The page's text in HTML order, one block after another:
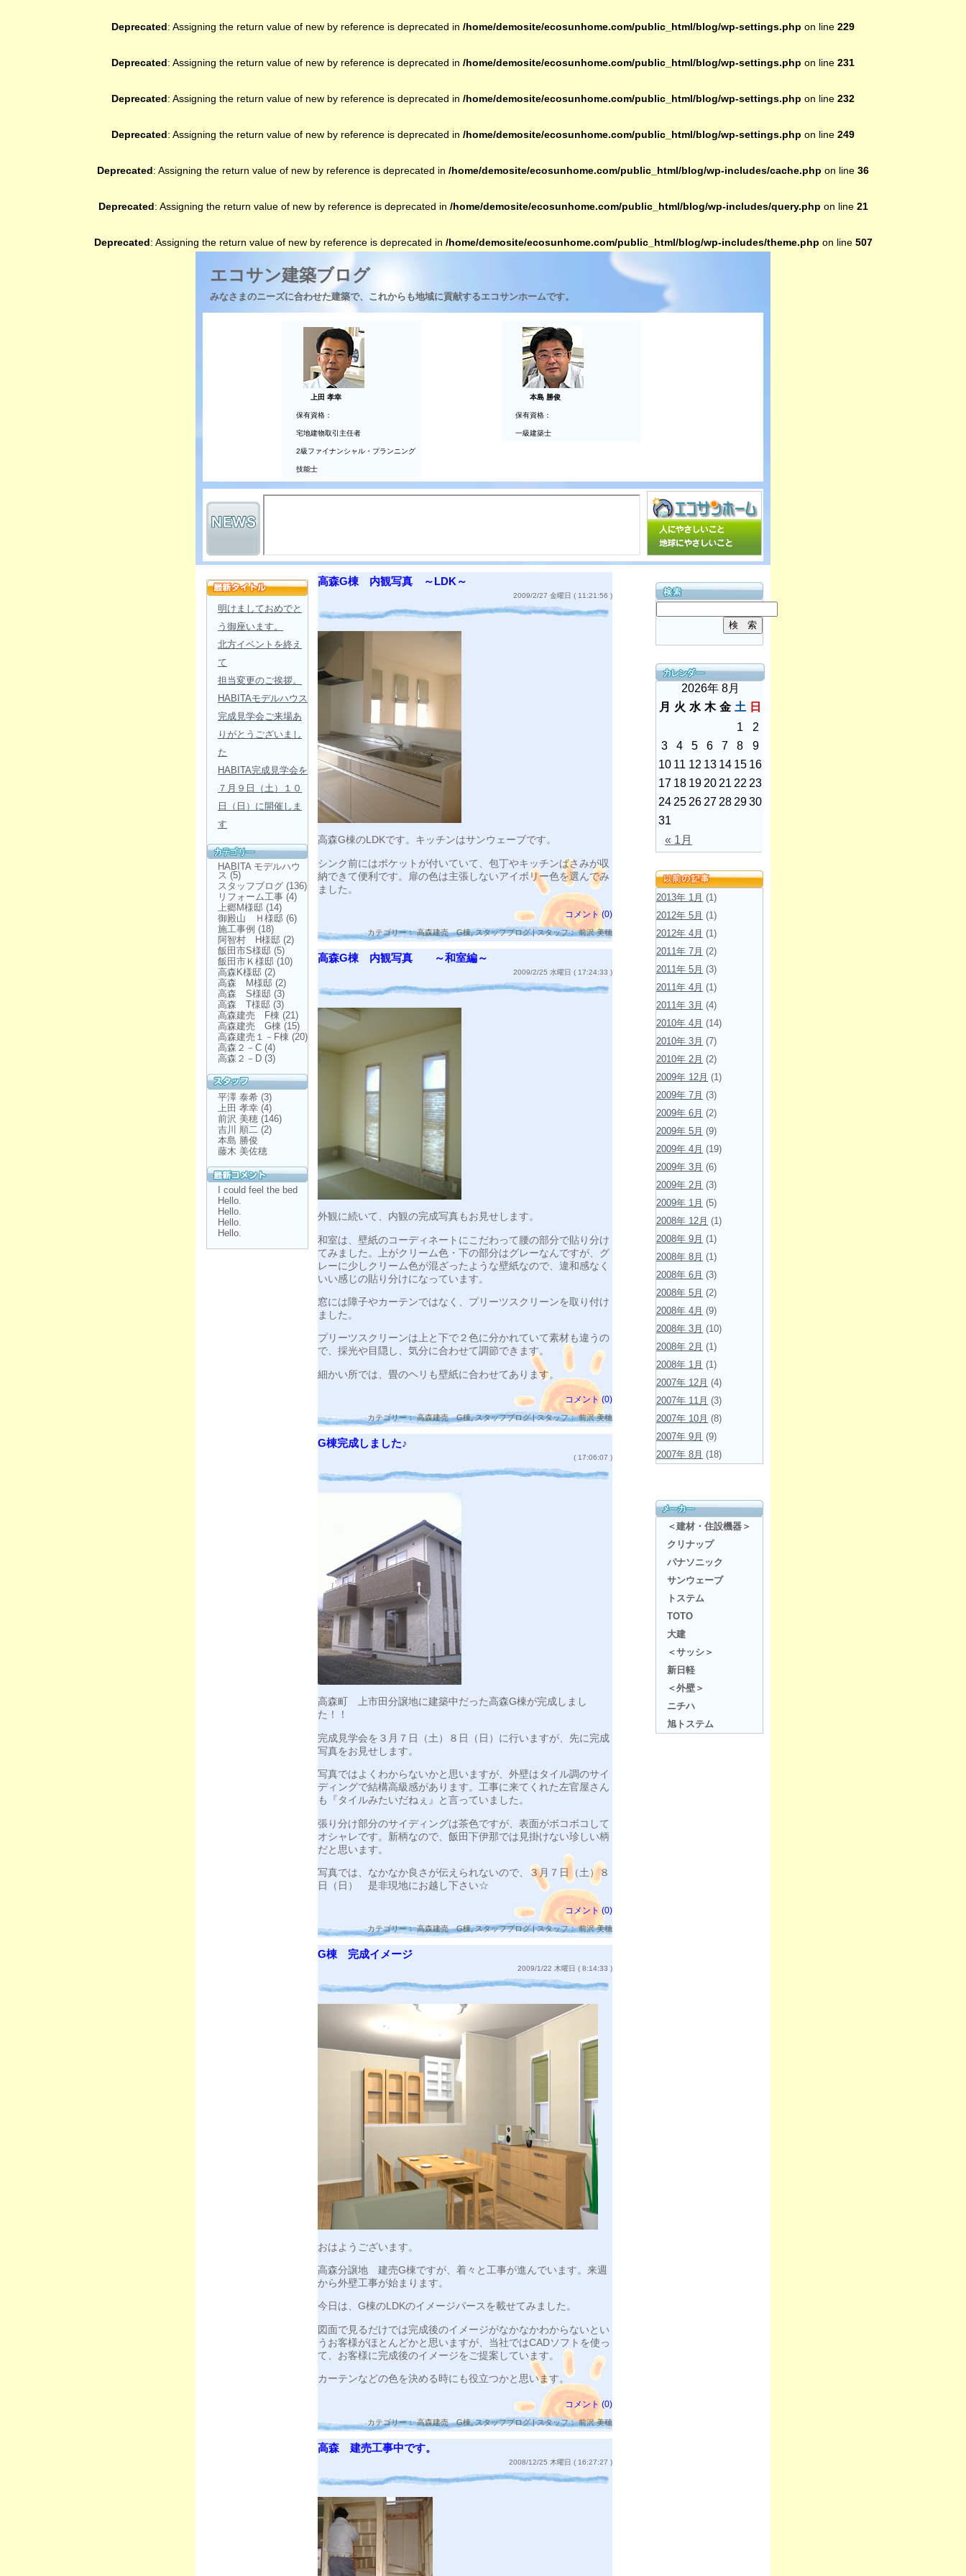
Deprecated: Assigning the return value of new by reference is deprecated in /home/demosite/ecosunhome.com/public_html/blog/wp-settings.php on line 229
Deprecated: Assigning the return value of new by reference is deprecated in /home/demosite/ecosunhome.com/public_html/blog/wp-settings.php on line 231
Deprecated: Assigning the return value of new by reference is deprecated in /home/demosite/ecosunhome.com/public_html/blog/wp-settings.php on line 232
Deprecated: Assigning the return value of new by reference is deprecated in /home/demosite/ecosunhome.com/public_html/blog/wp-settings.php on line 249
Deprecated: Assigning the return value of new by reference is deprecated in /home/demosite/ecosunhome.com/public_html/blog/wp-includes/cache.php on line 36
Deprecated: Assigning the return value of new by reference is deprecated in /home/demosite/ecosunhome.com/public_html/blog/wp-includes/query.php on line 21
Deprecated: Assigning the return value of new by reference is deprecated in /home/demosite/ecosunhome.com/public_html/blog/wp-includes/theme.php on line 507
エコサン建築ブログ
みなさまのニーズに合わせた建築で、これからも地域に貢献するエコサンホームです。
上田 孝幸
保有資格：
宅地建物取引主任者
2級ファイナンシャル・プランニング
技能士
本島 勝俊
保有資格：
一級建築士
明けましておめでと
う御座います。
北方イベントを終え
て
担当変更のご挨拶。
HABITAモデルハウス
完成見学会ご来場あ
りがとうございまし
た
HABITA完成見学会を
７月９日（土）１０
日（日）に開催しま
す
HABITA モデルハウ
ス (5)
スタッフブログ (136)
リフォーム工事 (4)
上郷M様邸 (14)
御殿山 Ｈ様邸 (6)
施工事例 (18)
阿智村 H様邸 (2)
飯田市S様邸 (5)
飯田市Ｋ様邸 (10)
高森K様邸 (2)
高森 M様邸 (2)
高森 S様邸 (3)
高森 T様邸 (3)
高森建売 F棟 (21)
高森建売 G棟 (15)
高森建売１－F棟 (20)
高森２－C (4)
高森２－D (3)
平澤 泰希 (3)
上田 孝幸 (4)
前沢 美穂 (146)
吉川 順二 (2)
本島 勝俊
藤木 美佐穂
I could feel the bed
Hello.
Hello.
Hello.
Hello.
高森G棟 内観写真 ～LDK～
2009/2/27 金曜日 ( 11:21:56 )
高森G棟のLDKです。キッチンはサンウェーブです。
シンク前にはポケットが付いていて、包丁やキッチンばさみが収
納できて便利です。扉の色は主張しないアイボリー色を選んでみ
ました。
コメント (0)
カテゴリー：高森建売 G棟,スタッフブログ| スタッフ： 前沢 美穂
高森G棟 内観写真 ～和室編～
2009/2/25 水曜日 ( 17:24:33 )
外観に続いて、内観の完成写真もお見せします。
和室は、壁紙のコーディネートにこだわって腰の部分で貼り分け
てみました。上がクリーム色・下の部分はグレーなんですが、グ
レーに少しクリーム色が混ざったような壁紙なので、違和感なく
いい感じの貼り分けになっています。
窓には障子やカーテンではなく、プリーツスクリーンを取り付け
ました。
プリーツスクリーンは上と下で２色に分かれていて素材も違うの
で、採光や目隠し、気分に合わせて調節できます。
細かい所では、畳のヘリも壁紙に合わせてあります。
コメント (0)
カテゴリー：高森建売 G棟,スタッフブログ| スタッフ： 前沢 美穂
G棟完成しました♪
( 17:06:07 )
高森町 上市田分譲地に建築中だった高森G棟が完成しまし
た！！
完成見学会を３月７日（土）８日（日）に行いますが、先に完成
写真をお見せします。
写真ではよくわからないかと思いますが、外壁はタイル調のサイ
ディングで結構高級感があります。工事に来てくれた左官屋さん
も『タイルみたいだねぇ』と言っていました。
張り分け部分のサイディングは茶色ですが、表面がボコボコして
オシャレです。新柄なので、飯田下伊那では見掛けない珍しい柄
だと思います。
写真では、なかなか良さが伝えられないので、３月７日（土）８
日（日） 是非現地にお越し下さい☆
コメント (0)
カテゴリー：高森建売 G棟,スタッフブログ| スタッフ： 前沢 美穂
G棟 完成イメージ
2009/1/22 木曜日 ( 8:14:33 )
おはようございます。
高森分譲地 建売G棟ですが、着々と工事が進んでいます。来週
から外壁工事が始まります。
今日は、G棟のLDKのイメージパースを載せてみました。
図面で見るだけでは完成後のイメージがなかなかわからないとい
うお客様がほとんどかと思いますが、当社ではCADソフトを使っ
て、お客様に完成後のイメージをご提案しています。
カーテンなどの色を決める時にも役立つかと思います。
コメント (0)
カテゴリー：高森建売 G棟,スタッフブログ| スタッフ： 前沢 美穂
高森 建売工事中です。
2008/12/25 木曜日 ( 16:27:27 )
2026年 8月
月 火 水 木 金 土 日
« 1月
1
2
3
4 5 6 7 8
9
10 11 12 13 14 15 16
17 18 19 20 21 22 23
24 25 26 27 28 29 30
31
2013年 1月 (1)
2012年 5月 (1)
2012年 4月 (1)
2011年 7月 (2)
2011年 5月 (3)
2011年 4月 (1)
2011年 3月 (4)
2010年 4月 (14)
2010年 3月 (7)
2010年 2月 (2)
2009年 12月 (1)
2009年 7月 (3)
2009年 6月 (2)
2009年 5月 (9)
2009年 4月 (19)
2009年 3月 (6)
2009年 2月 (3)
2009年 1月 (5)
2008年 12月 (1)
2008年 9月 (1)
2008年 8月 (1)
2008年 6月 (3)
2008年 5月 (2)
2008年 4月 (9)
2008年 3月 (10)
2008年 2月 (1)
2008年 1月 (1)
2007年 12月 (4)
2007年 11月 (3)
2007年 10月 (8)
2007年 9月 (9)
2007年 8月 (18)
＜建材・住設機器＞
クリナップ
パナソニック
サンウェーブ
トステム
TOTO
大建
＜サッシ＞
新日軽
＜外壁＞
ニチハ
旭トステム